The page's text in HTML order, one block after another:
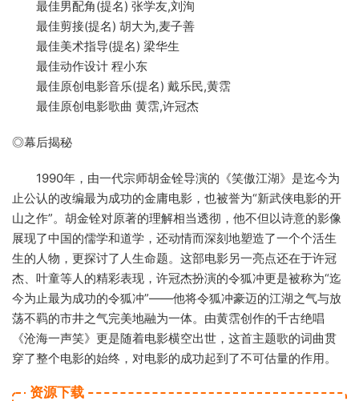
最佳男配角(提名) 张学友,刘洵
最佳剪接(提名) 胡大为,麦子善
最佳美术指导(提名) 梁华生
最佳动作设计 程小东
最佳原创电影音乐(提名) 戴乐民,黄霑
最佳原创电影歌曲 黄霑,许冠杰
◎幕后揭秘
1990年，由一代宗师胡金铨导演的《笑傲江湖》是迄今为
止公认的改编最为成功的金庸电影，也被誉为“新武侠电影的开
山之作”。胡金铨对原著的理解相当透彻，他不但以诗意的影像
展现了中国的儒学和道学，还动情而深刻地塑造了一个个活生
生的人物，更探讨了人生命题。这部电影另一亮点还在于许冠
杰、叶童等人的精彩表现，许冠杰扮演的令狐冲更是被称为“迄
今为止最为成功的令狐冲”——他将令狐冲豪迈的江湖之气与放
荡不羁的市井之气完美地融为一体。由黄霑创作的千古绝唱
《沧海一声笑》更是随着电影横空出世，这首主题歌的词曲贯
穿了整个电影的始终，对电影的成功起到了不可估量的作用。
资源下载